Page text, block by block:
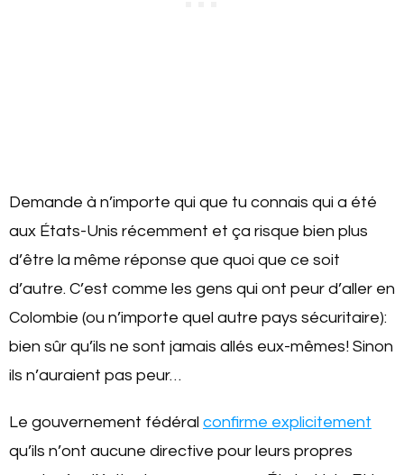
Demande à n’importe qui que tu connais qui a été
aux États-Unis récemment et ça risque bien plus
d’être la même réponse que quoi que ce soit
d’autre. C’est comme les gens qui ont peur d’aller en
Colombie (ou n’importe quel autre pays sécuritaire):
bien sûr qu’ils ne sont jamais allés eux-mêmes! Sinon
ils n’auraient pas peur…
Le gouvernement fédéral confirme explicitement
qu’ils n’ont aucune directive pour leurs propres